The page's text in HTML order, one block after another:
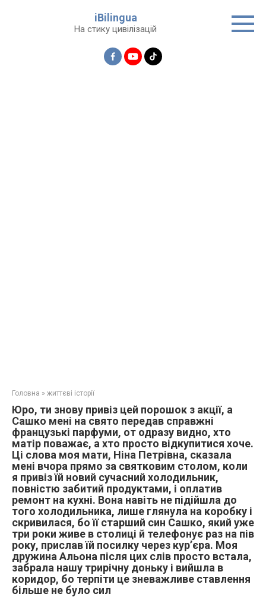
iBilingua
На стику цивілізацій
Головна » життєві історії
Юро, ти знову привіз цей порошок з акції, а
Сашко мені на свято передав справжні
французькі парфуми, от одразу видно, хто
матір поважає, а хто просто відкупитися хоче.
Ці слова моя мати, Ніна Петрівна, сказала
мені вчора прямо за святковим столом, коли
я привіз їй новий сучасний холодильник,
повністю забитий продуктами, і оплатив
ремонт на кухні. Вона навіть не підійшла до
того холодильника, лише глянула на коробку і
скривилася, бо її старший син Сашко, який уже
три роки живе в столиці й телефонує раз на пів
року, прислав їй посилку через кур’єра. Моя
дружина Альона після цих слів просто встала,
забрала нашу трирічну доньку і вийшла в
коридор, бо терпіти це зневажливе ставлення
більше не було сил